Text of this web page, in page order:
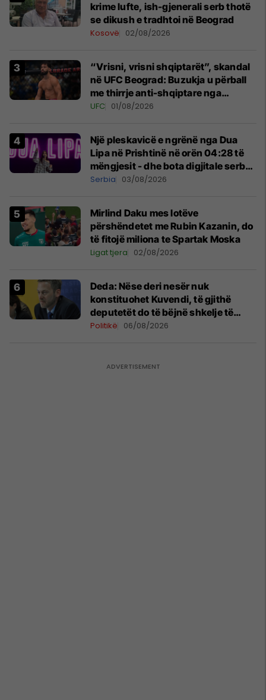
krime lufte, ish-gjenerali serb thotë
se dikush e tradhtoi në Beograd
Kosovë 02/08/2026
“Vrisni, vrisni shqiptarët”, skandal
në UFC Beograd: Buzukja u përball
me thirrje anti-shqiptare nga
tribunat
UFC 01/08/2026
Një pleskavicë e ngrënë nga Dua
Lipa në Prishtinë në orën 04:28 të
mëngjesit - dhe bota digjitale serbe
shpall gjendjen e luftës
Serbia 03/08/2026
Mirlind Daku mes lotëve
përshëndetet me Rubin Kazanin, do
të fitojë miliona te Spartak Moska
Ligat tjera 02/08/2026
Deda: Nëse deri nesër nuk
konstituohet Kuvendi, të gjithë
deputetët do të bëjnë shkelje të
rëndë kushtetuese
Politikë 06/08/2026